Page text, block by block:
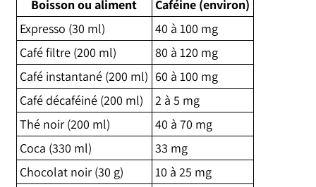
Boisson ou aliment
Caféine (environ)
Expresso (30 ml)
40 à 100 mg
Café filtre (200 ml)
80 à 120 mg
Café instantané (200 ml) 60 à 100 mg
Café décaféiné (200 ml)
2 à 5 mg
Thé noir (200 ml)
40 à 70 mg
Coca (330 ml)
33 mg
Chocolat noir (30 g)
10 à 25 mg